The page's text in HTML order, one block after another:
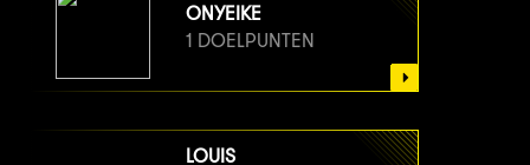
ONYEIKE
1 DOELPUNTEN
LOUIS